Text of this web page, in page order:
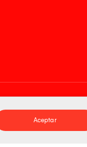
Aceptar